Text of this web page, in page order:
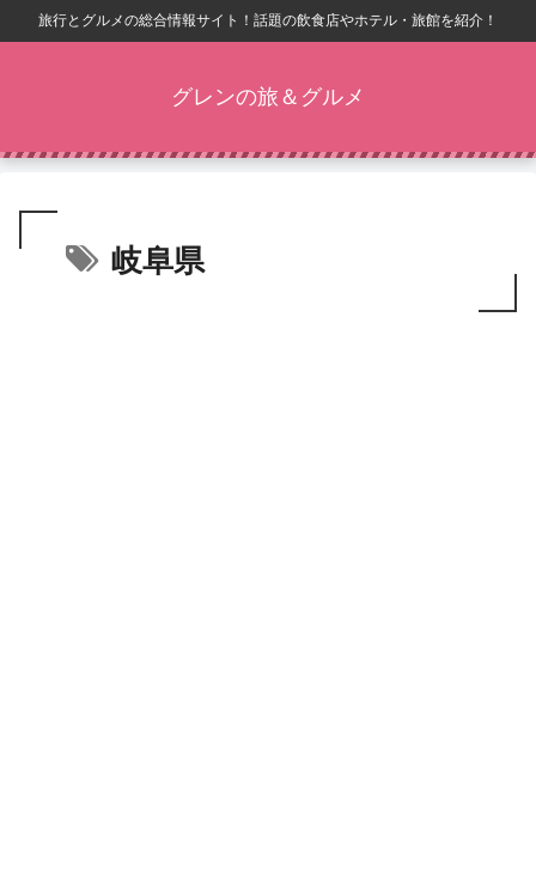
旅行とグルメの総合情報サイト！話題の飲食店やホテル・旅館を紹介！
グレンの旅＆グルメ
岐阜県